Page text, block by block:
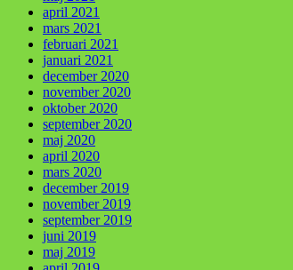
april 2021
mars 2021
februari 2021
januari 2021
december 2020
november 2020
oktober 2020
september 2020
maj 2020
april 2020
mars 2020
december 2019
november 2019
september 2019
juni 2019
maj 2019